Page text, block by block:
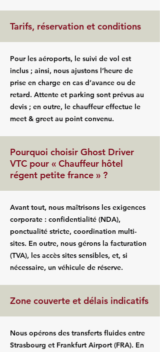
Tarifs, réservation et conditions
Pour les aéroports, le suivi de vol est
inclus ; ainsi, nous ajustons l’heure de
prise en charge en cas d’avance ou de
retard. Attente et parking sont prévus au
devis ; en outre, le chauffeur effectue le
meet & greet au point convenu.
Pourquoi choisir Ghost Driver
VTC pour « Chauffeur hôtel
régent petite france » ?
Avant tout, nous maîtrisons les exigences
corporate : confidentialité (NDA),
ponctualité stricte, coordination multi-
sites. En outre, nous gérons la facturation
(TVA), les accès sites sensibles, et, si
nécessaire, un véhicule de réserve.
Zone couverte et délais indicatifs
Nous opérons des transferts fluides entre
Strasbourg et Frankfurt Airport (FRA). En